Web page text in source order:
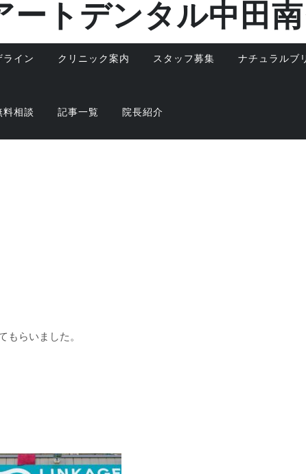
ートデンタル中田
ライン クリニック案内 スタッフ募集 ナチュラルブ
料相談 記事一覧 院長紹介
らいました。